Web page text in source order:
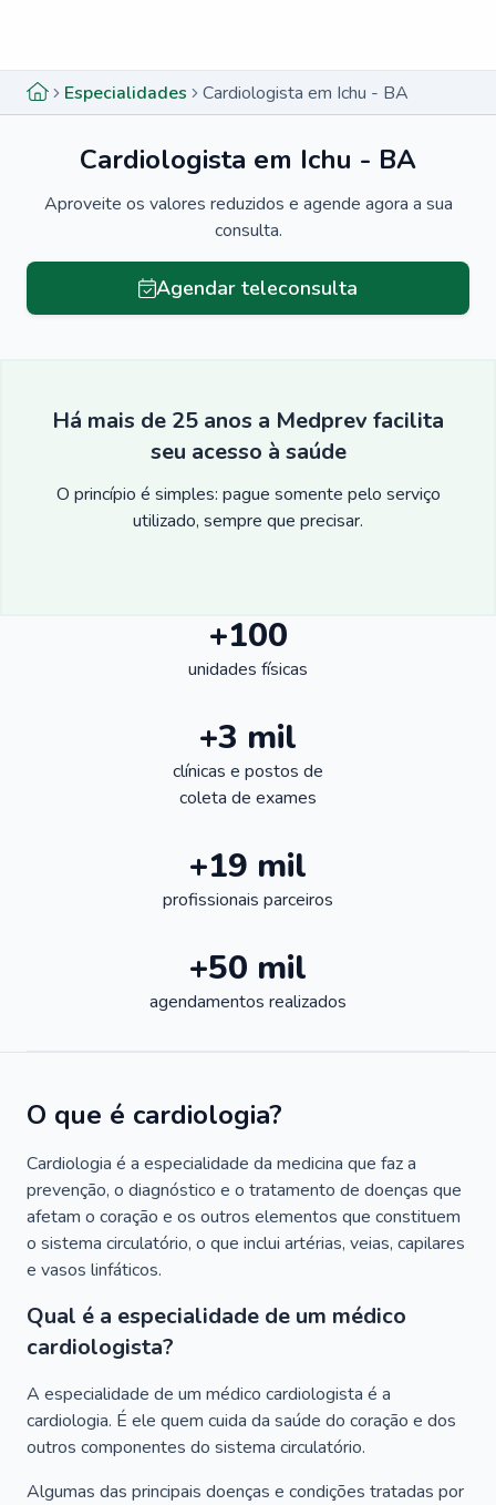
Especialidades Cardiologista em Ichu - BA
Cardiologista em Ichu - BA
Aproveite os valores reduzidos e agende agora a sua
consulta.
Agendar teleconsulta
Há mais de 25 anos a Medprev facilita
seu acesso à saúde
O princípio é simples: pague somente pelo serviço
utilizado, sempre que precisar.
+100
unidades físicas
+3 mil
clínicas e postos de
coleta de exames
+19 mil
profissionais parceiros
+50 mil
agendamentos realizados
O que é cardiologia?
Cardiologia é a especialidade da medicina que faz a
prevenção, o diagnóstico e o tratamento de doenças que
afetam o coração e os outros elementos que constituem
o sistema circulatório, o que inclui artérias, veias, capilares
e vasos linfáticos.
Qual é a especialidade de um médico
cardiologista?
A especialidade de um médico cardiologista é a
cardiologia. É ele quem cuida da saúde do coração e dos
outros componentes do sistema circulatório.
Algumas das principais doenças e condições tratadas por